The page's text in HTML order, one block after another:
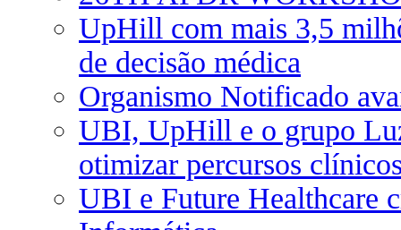
UpHill com mais 3,5
de decisão médica
Organismo Notificado
UBI, UpHill e o grupo
otimizar percursos
UBI e Future Healthcare